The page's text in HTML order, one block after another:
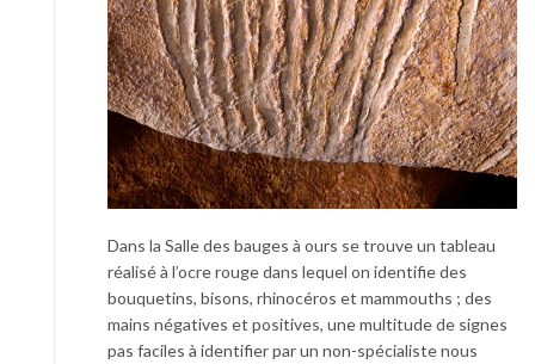
Dans la Salle des bauges à ours se trouve un tableau
réalisé à l’ocre rouge dans lequel on identifie des
bouquetins, bisons, rhinocéros et mammouths ; des
mains négatives et positives, une multitude de signes
pas faciles à identifier par un non-spécialiste nous